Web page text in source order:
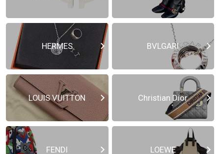
HERMES BVLGARI
LOUIS VUITTON Christian Dior
FENDI LOEWE